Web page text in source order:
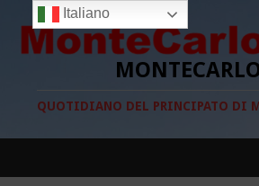
QUOTIDIANO DEL PRINCIPATO DI
Italiano